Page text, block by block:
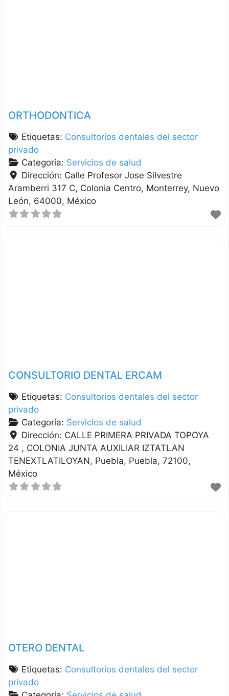
ORTHODONTICA
Etiquetas: Consultorios dentales del sector
privado
Categoría: Servicios de salud
Dirección: Calle Profesor Jose Silvestre
Aramberri 317 C, Colonia Centro Monterrey Nuevo
León 64000 México
CONSULTORIO DENTAL ERCAM
Etiquetas: Consultorios dentales del sector
privado
Categoría: Servicios de salud
Dirección: CALLE PRIMERA PRIVADA TOPOYA
24 , COLONIA JUNTA AUXILIAR IZTATLAN
TENEXTLATILOYAN Puebla Puebla 72100
México
OTERO DENTAL
Etiquetas: Consultorios dentales del sector
privado